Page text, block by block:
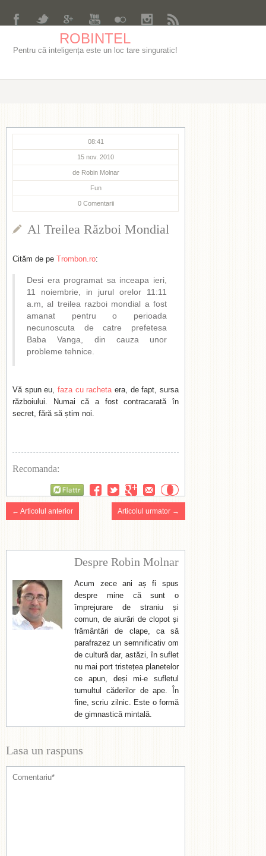
ROBINTEL
Pentru că inteligența este un loc tare singuratic!
08:41
15 nov. 2010
de Robin Molnar
Fun
0 Comentarii
Al Treilea Război Mondial
Cităm de pe Trombon.ro:
Desi era programat sa inceapa ieri,
11 noiembrie, in jurul orelor 11:11
a.m, al treilea razboi mondial a fost
amanat pentru o perioada
necunoscuta de catre prefetesa
Baba Vanga, din cauza unor
probleme tehnice.
Vă spun eu, faza cu rachetaera, de fapt, sursa
războiului. Numai că a fost contracarată în
secret, fără să știm noi.
Recomanda:
← Articolul anterior Articolul urmator →
Despre Robin Molnar
Acum zece ani aș fi spus
despre mine că sunt o
împrejurare de straniu și
comun, de aiurări de clopot și
frământări de clape, ca să
parafrazez un semnificativ om
de cultură dar, astăzi, în suflet
nu mai port tristețea planetelor
ce apun, deși mi-e sufletul
tumultul căderilor de ape. În
fine, scriu zilnic. Este o formă
de gimnastică mintală.
Lasa un raspuns